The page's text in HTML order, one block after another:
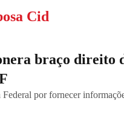
Cid
braço direito
por fornecer